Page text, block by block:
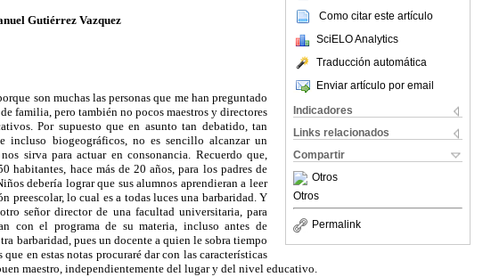
Como citar este artículo
SciELO Analytics
Traducción automática
Enviar artículo por email
Indicadores
Links relacionados
Compartir
Otros
Otros
Permalink
Gutiérrez Vazquez
son muchas las personas que me han preguntado
familia, pero también no pocos maestros y directores
Por supuesto que en asunto tan debatido, tan
incluso biogeográficos, no es sencillo alcanzar un
sirva para actuar en consonancia. Recuerdo que,
habitantes, hace más de 20 años, para los padres de
debería lograr que sus alumnos aprendieran a leer
preescolar, lo cual es a todas luces una barbaridad. Y
señor director de una facultad universitaria, para
con el programa de su materia, incluso antes de
barbaridad, pues un docente a quien le sobra tiempo
en estas notas procuraré dar con las características
maestro, independientemente del lugar y del nivel educativo.